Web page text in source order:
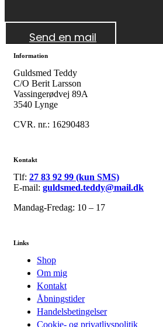
Send en mail
Information
Guldsmed Teddy
C/O Berit Larsson
Vassingerødvej 89A
3540 Lynge
CVR. nr.: 16290483
Kontakt
Tlf: 27 83 92 99 (kun SMS)
E-mail: guldsmed.teddy@mail.dk
Mandag-Fredag: 10 – 17
Links
Shop
Om mig
Kontakt
Åbningstider
Handelsbetingelser
Cookie- og privatlivspolitik